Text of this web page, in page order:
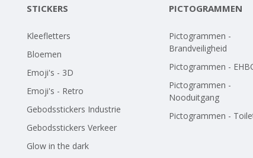
STICKERS
Kleefletters
Bloemen
Emoji's - 3D
Emoji's - Retro
Gebodsstickers Industrie
Gebodsstickers Verkeer
Glow in the dark
PICTOGRAMMEN
Pictogrammen -
Brandveiligheid
Pictogrammen -
Pictogrammen -
Nooduitgang
Pictogrammen -